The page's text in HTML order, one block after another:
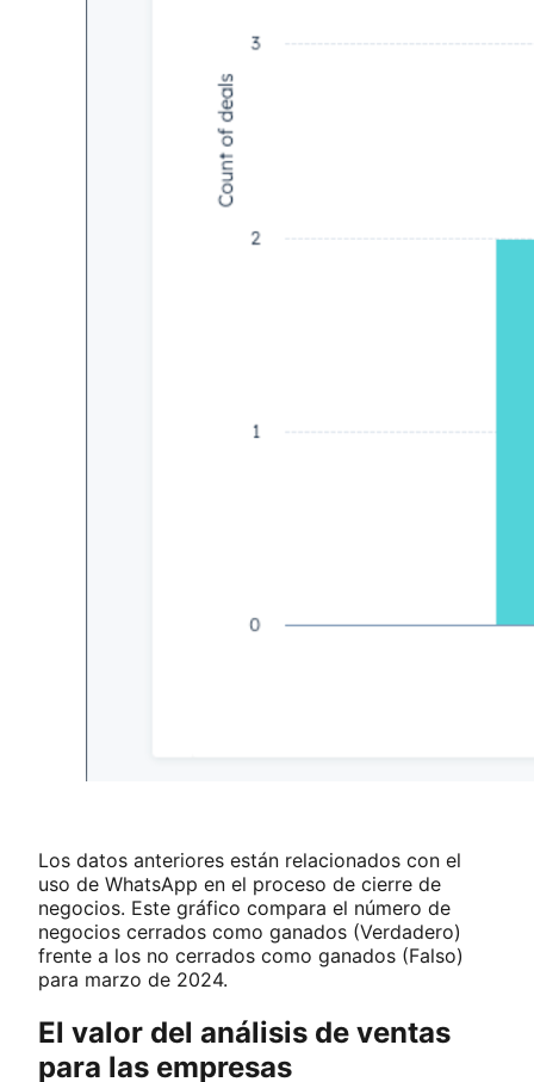
Los datos anteriores están relacionados con el
uso de WhatsApp en el proceso de cierre de
negocios. Este gráfico compara el número de
negocios cerrados como ganados (Verdadero)
frente a los no cerrados como ganados (Falso)
para marzo de 2024.
El valor del análisis de ventas
para las empresas